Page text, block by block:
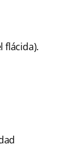
flácida).